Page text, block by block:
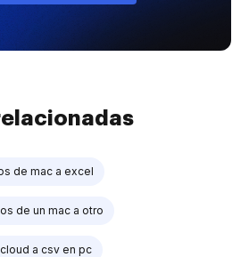
de mac a excel
de un mac a otro
a csv en pc